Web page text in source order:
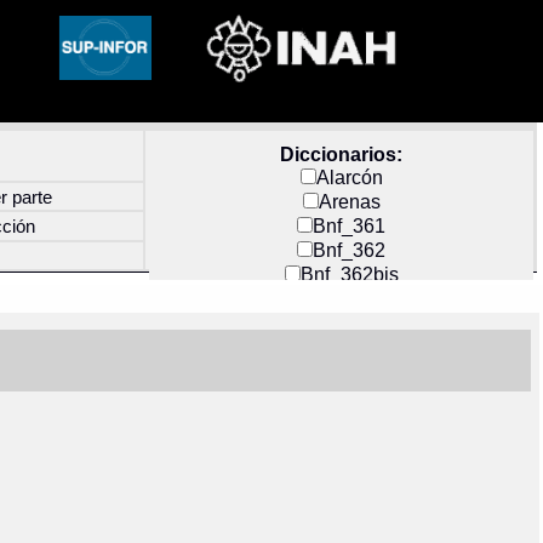
Diccionarios:
Alarcón
Arenas
Bnf_361
Bnf_362
Bnf_362bis
Docs_México
parte